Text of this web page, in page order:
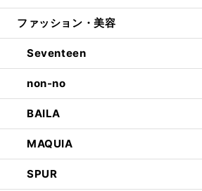
ファッション・美容
Seventeen
non-no
BAILA
MAQUIA
SPUR